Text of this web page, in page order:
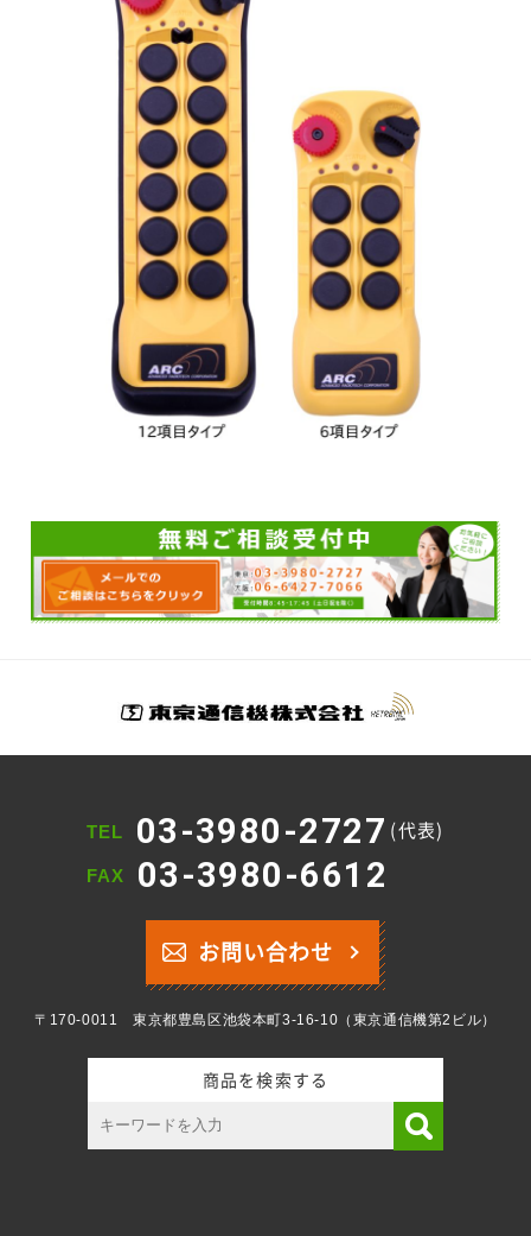
TEL 03-3980-2727 (代表)
FAX 03-3980-6612
お問い合わせ
〒170-0011 東京都豊島区池袋本町3-16-10（東京通信機第2ビル）
商品を検索する